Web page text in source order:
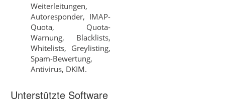
Weiterleitungen,
Autoresponder, IMAP-
Quota, Quota-
Warnung, Blacklists,
Whitelists, Greylisting,
Spam-Bewertung,
Antivirus, DKIM.
Unterstützte Software